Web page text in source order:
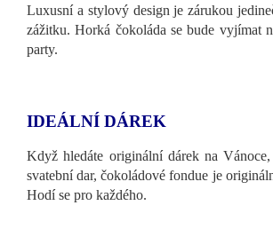
Luxusní a stylový design je zárukou
zážitku. Horká čokoláda se bude vyjímat
party.
IDEÁLNÍ DÁREK
Když hledáte originální dárek na
svatební dar, čokoládové fondue je
Hodí se pro každého.